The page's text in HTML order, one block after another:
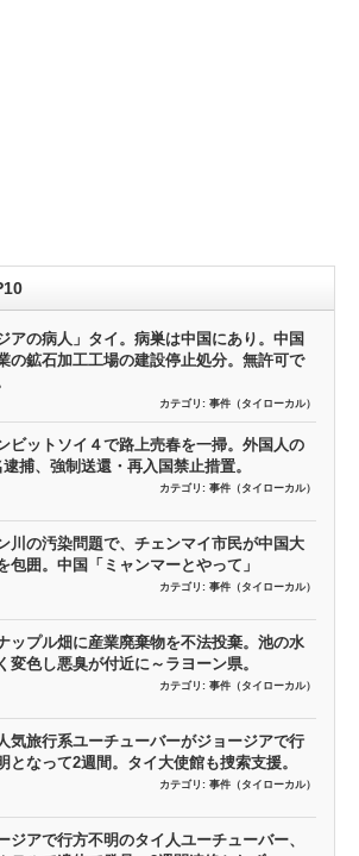
アの病人」タイ。病巣は中国にあり。中国
の鉱石加工工場の建設停止処分。無許可で
カテゴリ: 事件（タイローカル）
ビットソイ４で路上売春を一掃。外国人の
捕、強制送還・再入国禁止措置。
カテゴリ: 事件（タイローカル）
川の汚染問題で、チェンマイ市民が中国大
包囲。中国「ミャンマーとやって」
カテゴリ: 事件（タイローカル）
ップル畑に産業廃棄物を不法投棄。池の水
変色し悪臭が付近に～ラヨーン県。
カテゴリ: 事件（タイローカル）
気旅行系ユーチューバーがジョージアで行
となって2週間。タイ大使館も捜索支援。
カテゴリ: 事件（タイローカル）
ジアで行方不明のタイ人ユーチューバー、